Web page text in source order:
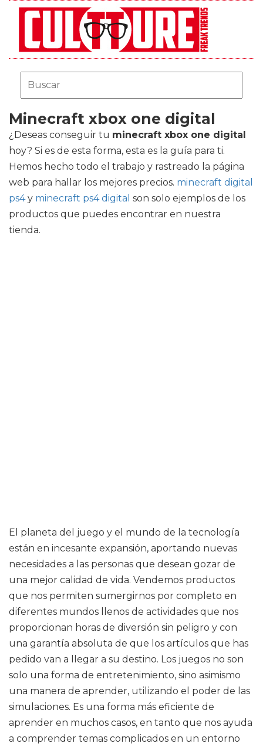
Minecraft xbox one digital
¿Deseas conseguir tu minecraft xbox one digital
hoy? Si es de esta forma, esta es la guía para ti.
Hemos hecho todo el trabajo y rastreado la página
web para hallar los mejores precios. minecraft digital
ps4y minecraft ps4 digital son solo ejemplos de los
productos que puedes encontrar en nuestra
tienda.
El planeta del juego y el mundo de la tecnología
están en incesante expansión, aportando nuevas
necesidades a las personas que desean gozar de
una mejor calidad de vida. Vendemos productos
que nos permiten sumergirnos por completo en
diferentes mundos llenos de actividades que nos
proporcionan horas de diversión sin peligro y con
una garantía absoluta de que los artículos que has
pedido van a llegar a su destino. Los juegos no son
solo una forma de entretenimiento, sino asimismo
una manera de aprender, utilizando el poder de las
simulaciones. Es una forma más eficiente de
aprender en muchos casos, en tanto que nos ayuda
a comprender temas complicados en un entorno